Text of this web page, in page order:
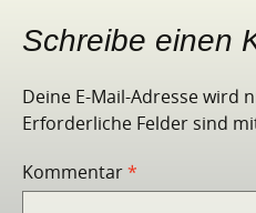
Schreibe einen
Deine E-Mail-Adresse wird
Erforderliche Felder sind
Kommentar*